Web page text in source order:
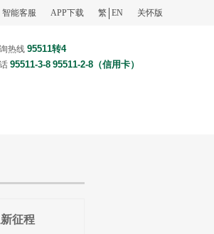
智能客服 APP下载 繁 EN 关怀版
热线 95511转4
95511-3-8 95511-2-8（信用卡）
征程